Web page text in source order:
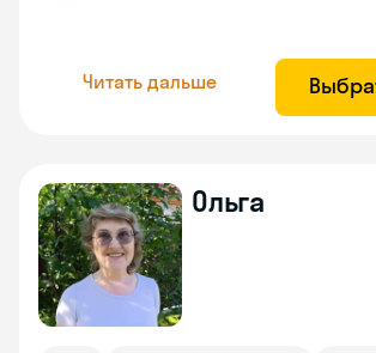
Читать дальше
Ольга